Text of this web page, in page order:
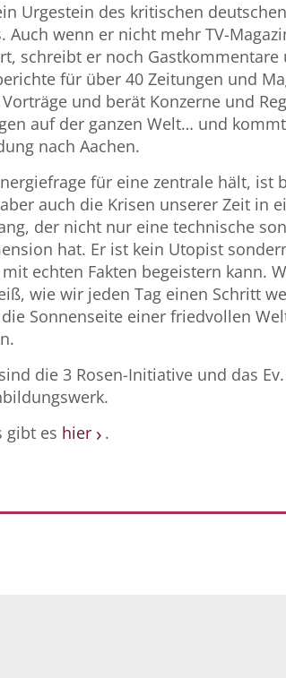
Urgestein des kritischen deutschen
Auch wenn er nicht mehr TV-
schreibt er noch Gastkommentare
für über 40 Zeitungen und
und berät Konzerne und
auf der ganzen Welt… und
nach Aachen.
für eine zentrale hält, ist
auch die Krisen unserer Zeit in
der nicht nur eine technische
hat. Er ist kein Utopist
echten Fakten begeistern kann.
wie wir jeden Tag einen Schritt
Sonnenseite einer friedvollen
die 3 Rosen-Initiative und das Ev.
gibt es hier .